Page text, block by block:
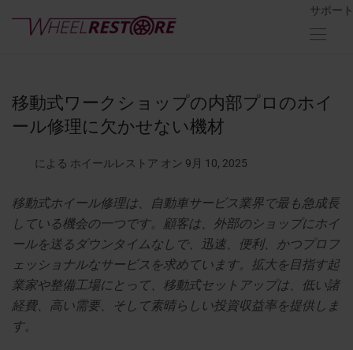
サポート
移動式ワークショップの内部プロのホイ
ール修理に欠かせない機材
による ホイールレストア オン 9月 10, 2025
移動式ホイール修理は、自動車サービス業界で最も急成長
している機会の一つです。顧客は、外部のショップにホイ
ールを送るダウンタイムなしで、迅速、便利、かつプロフ
ェッショナルなサービスを求めています。拡大を目指す起
業家や整備工場にとって、移動式セットアップは、低い諸
経費、高い需要、そして素晴らしい投資収益率を提供しま
す。